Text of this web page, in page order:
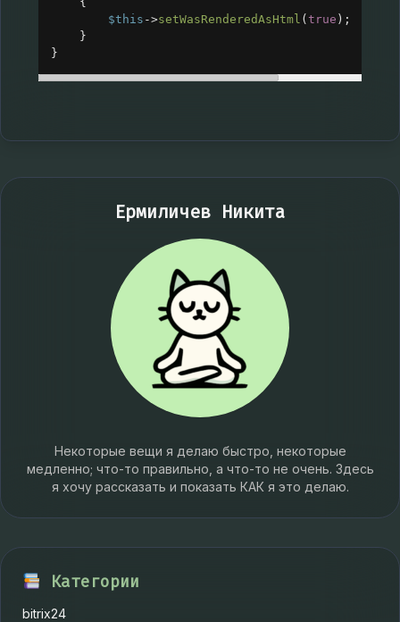
$this ->setWasRenderedAsHtml ( true );
}
}
Ермиличев Никита
Некоторые вещи я делаю быстро, некоторые
медленно; что-то правильно, а что-то не очень. Здесь
я хочу рассказать и показать КАК я это делаю.
Категории
bitrix24